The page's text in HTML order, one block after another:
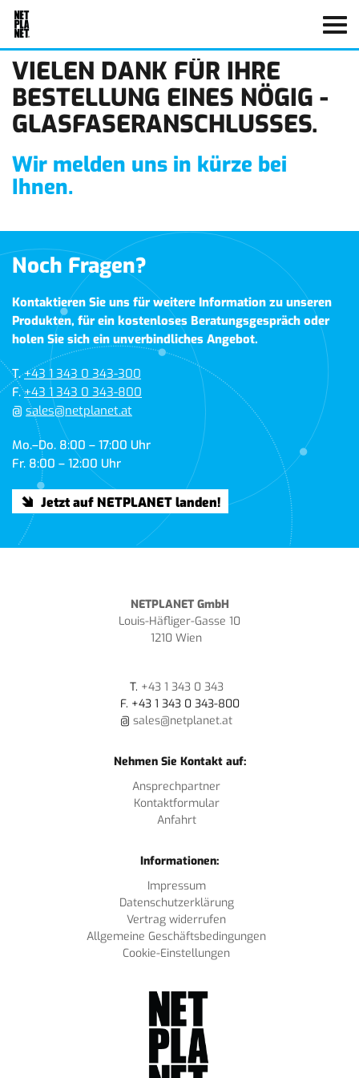
VIELEN DANK FÜR IHRE
BESTELLUNG EINES NÖGIG -
GLASFASERANSCHLUSSES.
Wir melden uns in kürze bei
Ihnen.
Noch Fragen?
Kontaktieren Sie uns für weitere Information zu unseren
Produkten, für ein kostenloses Beratungsgespräch oder
holen Sie sich ein unverbindliches Angebot.
T.+43 1 343 0 343-300
F.+43 1 343 0 343-800
@ sales@netplanet.at
Mo.–Do. 8:00 – 17:00 Uhr
Fr. 8:00 – 12:00 Uhr
Jetzt auf NETPLANET landen!
NETPLANET GmbH
Louis-Häfliger-Gasse 10
1210 Wien
T. +43 1 343 0 343
F. +43 1 343 0 343-800
@ sales@netplanet.at
Nehmen Sie Kontakt auf:
Ansprechpartner
Kontaktformular
Anfahrt
Informationen:
Impressum
Datenschutzerklärung
Vertrag widerrufen
Allgemeine Geschäftsbedingungen
Cookie-Einstellungen